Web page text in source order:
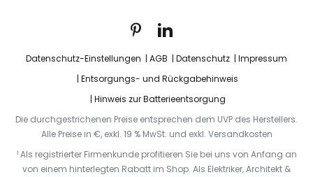
Datenschutz-Einstellungen AGB Datenschutz
Impressum
Entsorgungs- und Rückgabehinweis
Hinweis zur Batterieentsorgung
Die durchgestrichenen Preise entsprechen dem UVP des Herstellers.
Alle Preise in €, exkl. 19 % MwSt. und exkl. Versandkosten
¹ Als registrierter Firmenkunde profitieren Sie bei uns von Anfang an
von einem hinterlegten Rabatt im Shop. Als Elektriker, Architekt &